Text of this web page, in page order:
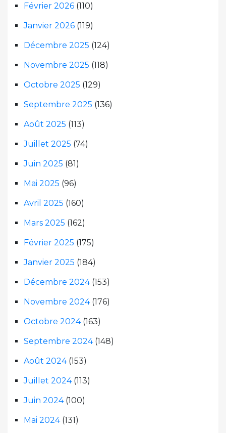
Février 2026 (110)
Janvier 2026 (119)
Décembre 2025 (124)
Novembre 2025 (118)
Octobre 2025 (129)
Septembre 2025 (136)
Août 2025 (113)
Juillet 2025 (74)
Juin 2025 (81)
Mai 2025 (96)
Avril 2025 (160)
Mars 2025 (162)
Février 2025 (175)
Janvier 2025 (184)
Décembre 2024(153)
Novembre 2024(176)
Octobre 2024(163)
Septembre 2024(148)
Août 2024(153)
Juillet 2024(113)
Juin 2024(100)
Mai 2024(131)